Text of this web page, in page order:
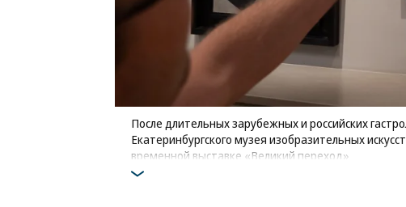
После длительных зарубежных и российских
Екатеринбургского музея изобразительных
временной выставке «Великий переход»
Фото: Коммерсантъ / Евгения Яблонская